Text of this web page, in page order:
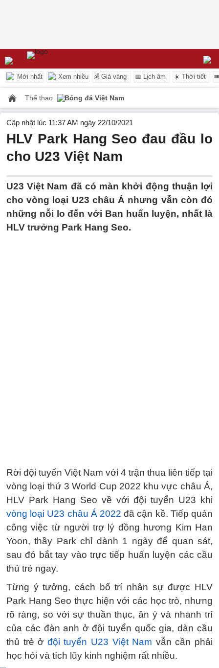
Mới nhất Xem nhiều 💰 Giá vàng 📅 Lịch âm ☀️ Thời tiết
Thể thao Bóng đá Việt Nam
Cập nhật lúc 11:37 AM ngày 22/10/2021
HLV Park Hang Seo đau đầu lo
cho U23 Việt Nam
U23 Việt Nam đã có màn khởi động thuận lợi
cho vòng loại U23 châu Á nhưng vẫn còn đó
những nỗi lo đến với Ban huấn luyện, nhất là
HLV trưởng Park Hang Seo.
Rời đội tuyển Việt Nam với 4 trận thua liên tiếp tại
vòng loại thứ 3 World Cup 2022 khu vực châu Á,
HLV Park Hang Seo về với đội tuyển U23 khi
vòng loại U23 châu Á 2022 đã cận kề. Tiếp quản
công việc từ người trợ lý đồng hương Kim Han
Yoon, thầy Park chỉ dành 1 ngày để quan sát,
sau đó bắt tay vào trực tiếp huấn luyện các cầu
thủ trẻ ngay.
Từng ý tưởng, cách bố trí nhân sự được HLV
Park Hang Seo thực hiện với các học trò, nhưng
rõ ràng, so với sự thuần thục, ăn ý và nhanh trí
của các đàn anh ở đội tuyển quốc gia, dàn cầu
thủ trẻ ở đội tuyển U23 Việt Nam vẫn cần phải
học hỏi và tích lũy kinh nghiệm rất nhiều.